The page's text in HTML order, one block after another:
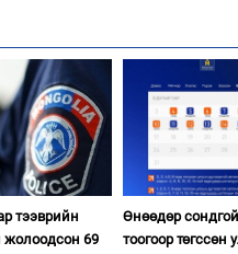
тээврийн
жолоодсон 69
Өнөөдөр сондгой
тоогоор төгссөн